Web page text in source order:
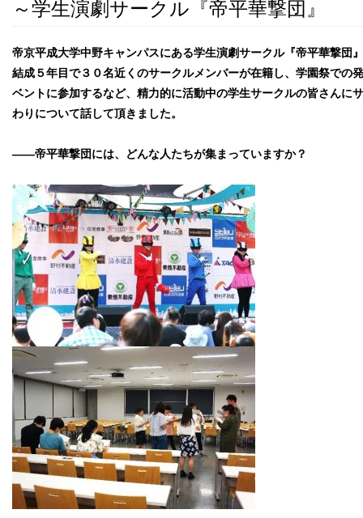
～学生演劇サークル『帝平華撃団』
帝京平成大学中野キャンパスにある学生演劇サークル『帝平華撃団
結成５年目で３０名近くのサークルメンバーが在籍し、学園祭での
ベントに参加するなど、精力的に活動中の学生サークルの皆さんに
わりについて話して頂きました。
――帝平華撃団には、どんな人たちが集まっていますか？